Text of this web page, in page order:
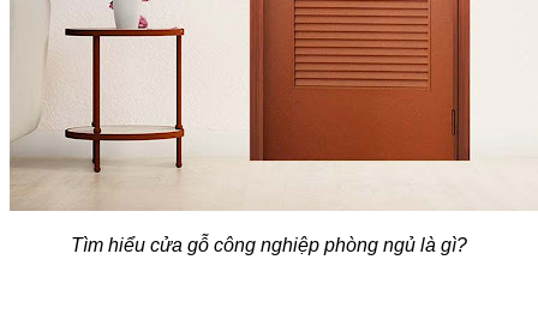
Tìm hiểu cửa gỗ công nghiệp phòng ngủ là gì?